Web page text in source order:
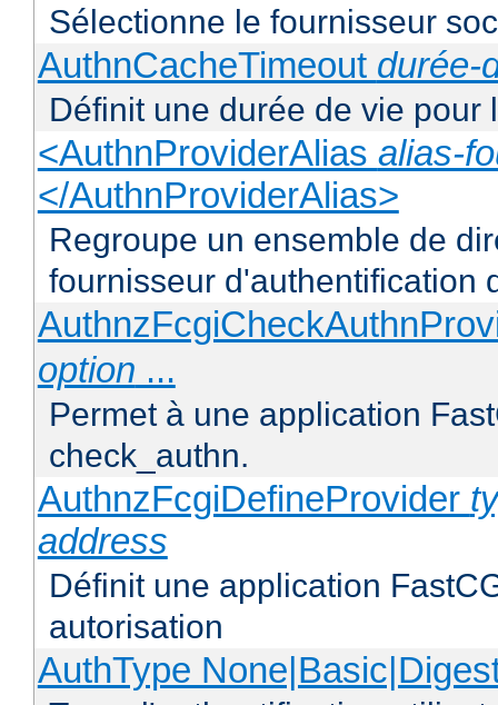
Sélectionne le fournisseur
AuthnCacheTimeout durée-
Définit une durée de vie pour
<AuthnProviderAlias alias-
</AuthnProviderAlias>
Regroupe un ensemble de
fournisseur d'authentification
option ...
Permet à une application
check_authn.
AuthnzFcgiDefineProvider
address
Définit une application
autorisation
AuthType